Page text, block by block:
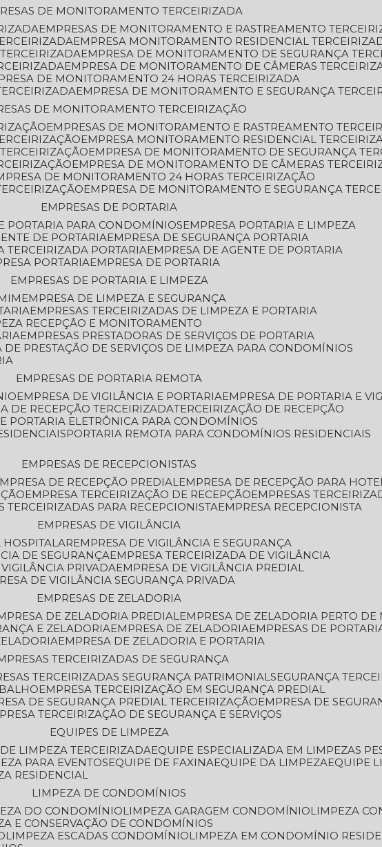
DE MONITORAMENTO TERCEIRIZADA
EMPRESAS DE MONITORAMENTO E RASTREAMENTO
EMPRESA MONITORAMENTO RESIDENCIAL
EMPRESA DE MONITORAMENTO DE SEGURANÇA
EMPRESA DE MONITORAMENTO DE CÂMERAS
DE MONITORAMENTO 24 HORAS TERCEIRIZADA
EMPRESA DE MONITORAMENTO E SEGURANÇA
DE MONITORAMENTO TERCEIRIZAÇÃO
EMPRESAS DE MONITORAMENTO E RASTREAMENTO
EMPRESA MONITORAMENTO RESIDENCIAL
EMPRESA DE MONITORAMENTO DE SEGURANÇA
EMPRESA DE MONITORAMENTO DE CÂMERAS
DE MONITORAMENTO 24 HORAS TERCEIRIZAÇÃO
EMPRESA DE MONITORAMENTO E SEGURANÇA
EMPRESAS DE PORTARIA
PORTARIA PARA CONDOMÍNIOS
EMPRESA PORTARIA E LIMPEZA
DE PORTARIA
EMPRESA DE SEGURANÇA PORTARIA
TERCEIRIZADA PORTARIA
EMPRESA DE AGENTE DE PORTARIA
PORTARIA
EMPRESA DE PORTARIA
EMPRESAS DE PORTARIA E LIMPEZA
EMPRESA DE LIMPEZA E SEGURANÇA
EMPRESAS TERCEIRIZADAS DE LIMPEZA E PORTARIA
RECEPÇÃO E MONITORAMENTO
EMPRESAS PRESTADORAS DE SERVIÇOS DE PORTARIA
DE PRESTAÇÃO DE SERVIÇOS DE LIMPEZA PARA CONDOMÍNIOS
EMPRESAS DE PORTARIA REMOTA
EMPRESA DE VIGILÂNCIA E PORTARIA
EMPRESA DE PORTARIA E
DE RECEPÇÃO TERCEIRIZADA TERCEIRIZAÇÃO DE RECEPÇÃO
PORTARIA ELETRÔNICA PARA CONDOMÍNIOS
PORTARIA REMOTA PARA CONDOMÍNIOS RESIDENCIAIS
EMPRESAS DE RECEPCIONISTAS
EMPRESA DE RECEPÇÃO PREDIAL
EMPRESA DE RECEPÇÃO PARA
EMPRESA TERCEIRIZAÇÃO DE RECEPÇÃO
EMPRESAS
TERCEIRIZADAS PARA RECEPCIONISTA
EMPRESA RECEPCIONISTA
EMPRESAS DE VIGILÂNCIA
HOSPITALAR
EMPRESA DE VIGILÂNCIA E SEGURANÇA
DE SEGURANÇA
EMPRESA TERCEIRIZADA DE VIGILÂNCIA
VIGILÂNCIA PRIVADA
EMPRESA DE VIGILÂNCIA PREDIAL
DE VIGILÂNCIA SEGURANÇA PRIVADA
EMPRESAS DE ZELADORIA
DE ZELADORIA PREDIAL
EMPRESA DE ZELADORIA PERTO DE
E ZELADORIA EMPRESA DE ZELADORIA
EMPRESAS DE
EMPRESA DE ZELADORIA E PORTARIA
TERCEIRIZADAS DE SEGURANÇA
TERCEIRIZADAS SEGURANÇA PATRIMONIAL SEGURANÇA
EMPRESA TERCEIRIZAÇÃO EM SEGURANÇA PREDIAL
DE SEGURANÇA PREDIAL TERCEIRIZAÇÃO
EMPRESA DE
TERCEIRIZAÇÃO DE SEGURANÇA E SERVIÇOS
EQUIPES DE LIMPEZA
DE LIMPEZA TERCEIRIZADA EQUIPE ESPECIALIZADA EM LIMPEZAS
PARA EVENTOS EQUIPE DE FAXINA EQUIPE DA LIMPEZA EQUIPE
RESIDENCIAL
LIMPEZA DE CONDOMÍNIOS
DO CONDOMÍNIO LIMPEZA GARAGEM CONDOMÍNIO
LIMPEZA
E CONSERVAÇÃO DE CONDOMÍNIOS
LIMPEZA ESCADAS CONDOMÍNIO
LIMPEZA EM CONDOMÍNIO